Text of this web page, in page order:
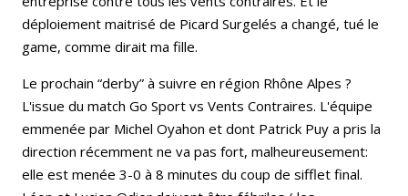
déploiement maitrisé de Picard Surgelés a changé, tué le
game, comme dirait ma fille.
Le prochain “derby” à suivre en région Rhône Alpes ?
L'issue du match Go Sport vs Vents Contraires. L'équipe
emmenée par Michel Oyahon et dont Patrick Puy a pris la
direction récemment ne va pas fort, malheureusement:
elle est menée 3-0 à 8 minutes du coup de sifflet final.